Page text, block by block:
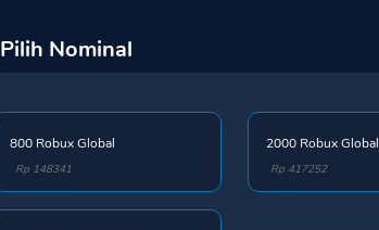
Pilih Nominal
800 Robux Global
Rp 148341
2000 Robux Global
Rp 417252